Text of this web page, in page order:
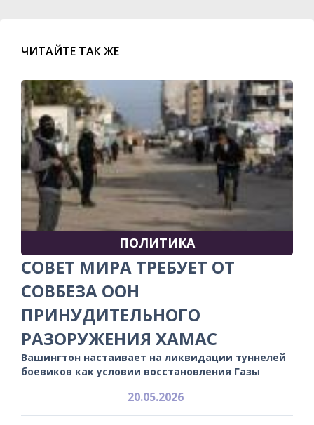
ЧИТАЙТЕ ТАК ЖЕ
ПОЛИТИКА
СОВЕТ МИРА ТРЕБУЕТ ОТ
СОВБЕЗА ООН
ПРИНУДИТЕЛЬНОГО
РАЗОРУЖЕНИЯ ХАМАС
Вашингтон настаивает на ликвидации туннелей
боевиков как условии восстановления Газы
20.05.2026